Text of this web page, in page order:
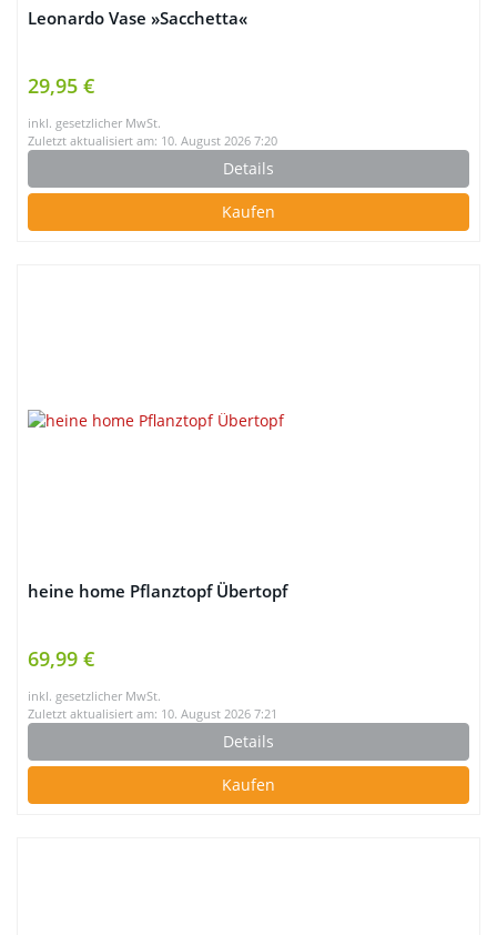
Leonardo Vase »Sacchetta«
29,95 €
inkl. gesetzlicher MwSt.
Zuletzt aktualisiert am: 10. August 2026 7:20
Details
Kaufen
heine home Pflanztopf Übertopf
69,99 €
inkl. gesetzlicher MwSt.
Zuletzt aktualisiert am: 10. August 2026 7:21
Details
Kaufen